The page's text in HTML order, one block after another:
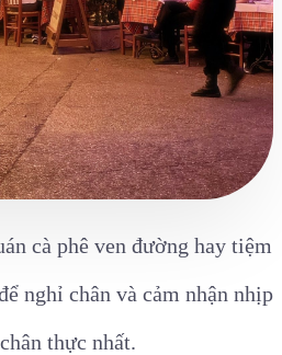
cà phê ven đường hay tiệm
nghỉ chân và cảm nhận nhịp
thực nhất.